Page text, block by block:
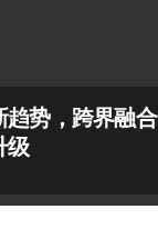
势，跨界融合
级